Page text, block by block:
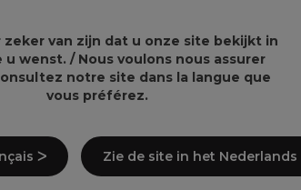
voor gezonde lokken
gebruik
gemakkelijke beweging
zeker van zijn dat u onze site bekijkt in
u wenst. / Nous voulons nous assurer
notre site dans la langue que
vous préférez.
ᐳ Zie de site in het Nederlands